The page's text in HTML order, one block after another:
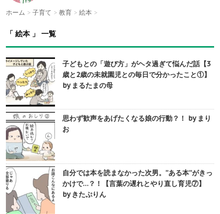
ホーム > 子育て > 教育 > 絵本 >
「 絵本 」 一覧
子どもとの「遊び方」がヘタ過ぎて悩んだ話【3
歳と2歳の未就園児との毎日で分かったこと①】
by まるたまの母
思わず歓声をあげたくなる娘の行動？！ by まり
お
自分では本を読まなかった次男。”ある本”がきっ
かけで…？！【言葉の遅れとやり直し育児⑦】
by きたぷりん